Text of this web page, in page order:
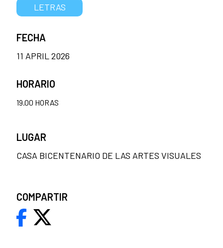
LETRAS
FECHA
11 APRIL 2026
HORARIO
19.00 HORAS
LUGAR
CASA BICENTENARIO DE LAS ARTES VISUALES
COMPARTIR